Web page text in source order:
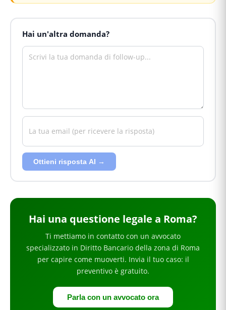
Hai un'altra domanda?
Ottieni risposta AI →
Hai una questione legale a Roma?
Ti mettiamo in contatto con un avvocato
specializzato in Diritto Bancario della zona di Roma
per capire come muoverti. Invia il tuo caso: il
preventivo è gratuito.
Parla con un avvocato ora